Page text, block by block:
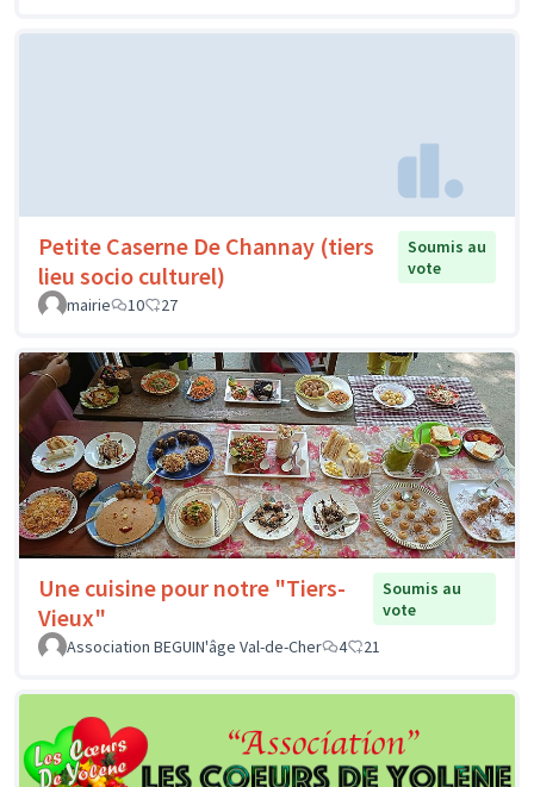
Petite Caserne De Channay (tiers
lieu socio culturel)
Soumis au
vote
mairie
10 27
Une cuisine pour notre "Tiers-
Vieux"
Soumis au
vote
Association BEGUIN'âge Val-de-Cher
4 21